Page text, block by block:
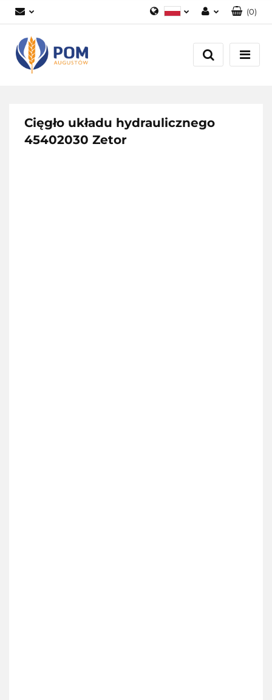
Zaloguj się
Załóż konto
(0)
Cięgło układu hydraulicznego
45402030 Zetor